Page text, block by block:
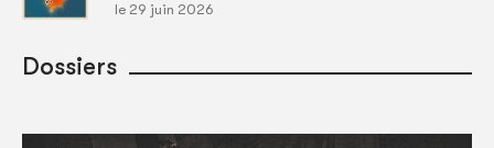
le 29 juin 2026
Dossiers